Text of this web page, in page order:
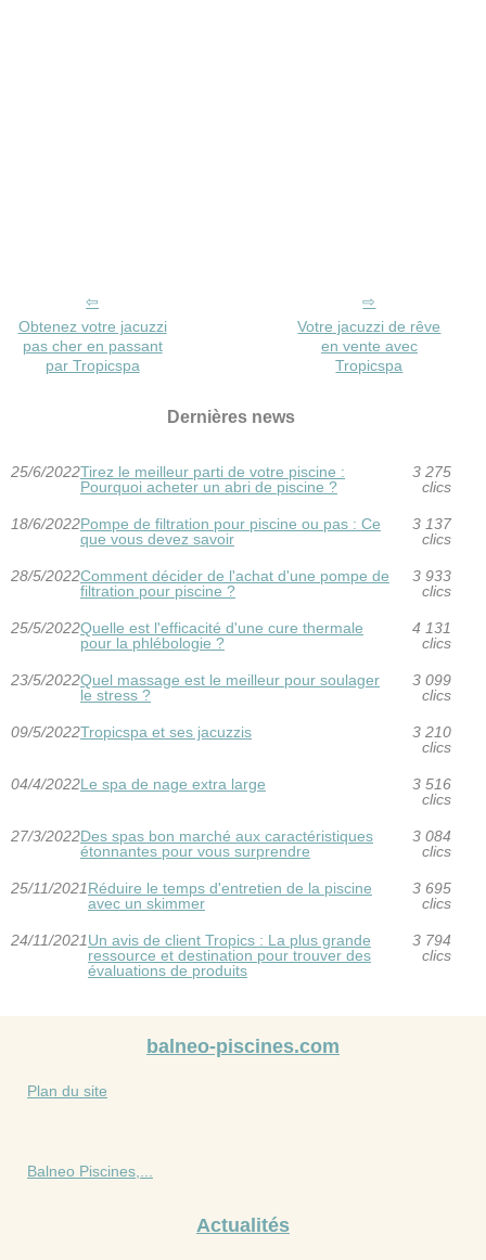
Obtenez votre jacuzzi
pas cher en passant
par Tropicspa
Votre jacuzzi de rêve
en vente avec
Tropicspa
Dernières news
25/6/2022Tirez le meilleur parti de votre piscine :
Pourquoi acheter un abri de piscine ?
3 275
clics
18/6/2022Pompe de filtration pour piscine ou pas : Ce
que vous devez savoir
3 137
clics
28/5/2022Comment décider de l'achat d'une pompe de
filtration pour piscine ?
3 933
clics
25/5/2022Quelle est l'efficacité d'une cure thermale
pour la phlébologie ?
4 131
clics
23/5/2022Quel massage est le meilleur pour soulager
le stress ?
3 099
clics
09/5/2022Tropicspa et ses jacuzzis
3 210
clics
04/4/2022Le spa de nage extra large
3 516
clics
27/3/2022Des spas bon marché aux caractéristiques
étonnantes pour vous surprendre
3 084
clics
25/11/2021Réduire le temps d'entretien de la piscine
avec un skimmer
3 695
clics
24/11/2021Un avis de client Tropics : La plus grande
ressource et destination pour trouver des
évaluations de produits
3 794
clics
balneo-piscines.com
Plan du site
Balneo Piscines,...
Actualités